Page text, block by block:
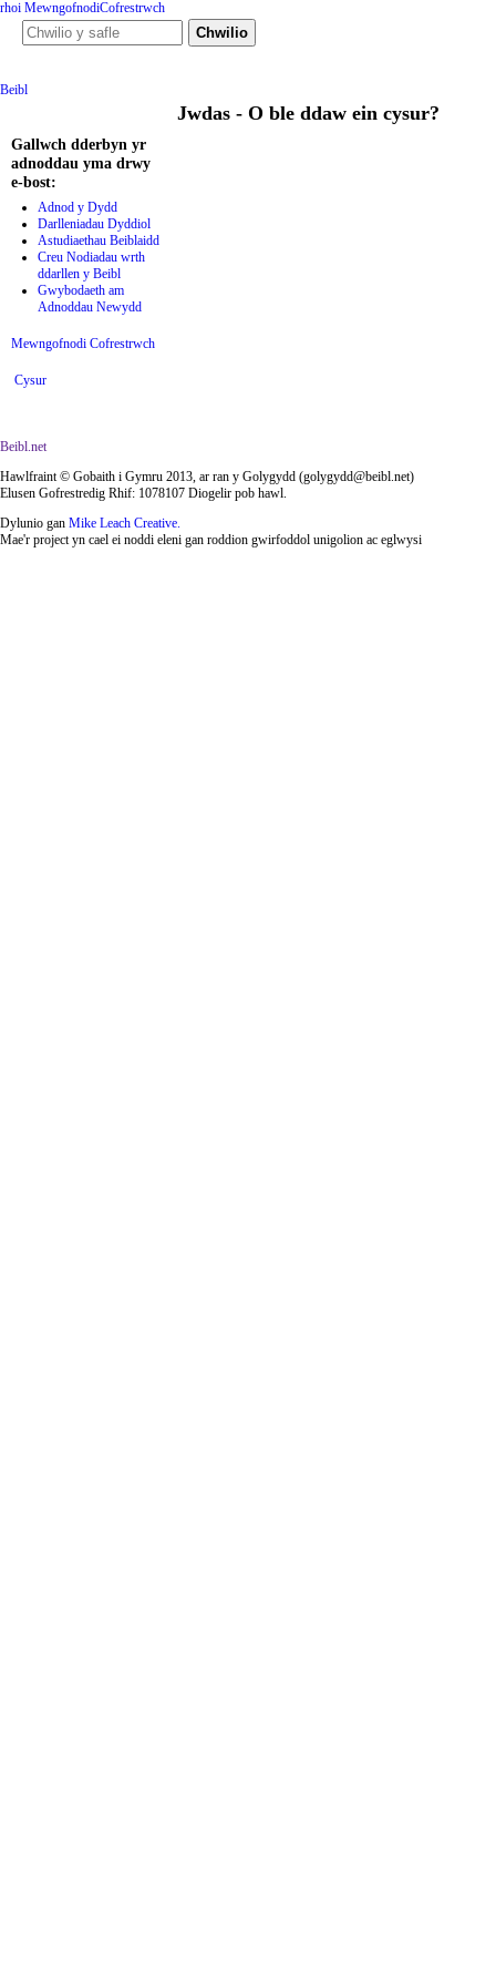
rhoi MewngofnodiCofrestrwch
Ffurf chwiliad
Chwilio y safle
Beibl
Gallwch dderbyn yr
adnoddau yma drwy
e-bost:
Adnod y Dydd
Darlleniadau Dyddiol
Astudiaethau Beiblaidd
Creu Nodiadau wrth
ddarllen y Beibl
Gwybodaeth am
Adnoddau Newydd
Mewngofnodi Cofrestrwch
Jwdas - O ble ddaw ein cysur?
Cysur
Beibl.net
Hawlfraint © Gobaith i Gymru 2013, ar ran y Golygydd (golygydd@beibl.net)
Elusen Gofrestredig Rhif: 1078107 Diogelir pob hawl.
Dylunio gan Mike Leach Creative.
Mae'r project yn cael ei noddi eleni gan roddion gwirfoddol unigolion ac eglwysi